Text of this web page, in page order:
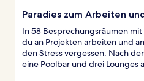
Paradies zum Arbeiten
In 58 Besprechungsräumen
du an Projekten arbeiten und
den Stress vergessen. Nach
eine Poolbar und drei Lounges